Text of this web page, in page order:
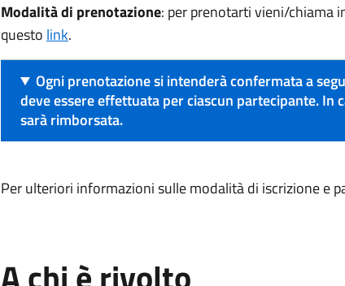
Modalità di prenotazione: per prenotarti vieni/chiama
questo link.
Ogni prenotazione si intenderà confermata a
deve essere effettuata per ciascun partecipante.
sarà rimborsata.
Per ulteriori informazioni sulle modalità di iscrizione e